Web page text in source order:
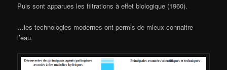
Puis sont apparues les filtrations à effet biologique (1960).
…les technologies modernes ont permis de mieux connaitre
l’eau.